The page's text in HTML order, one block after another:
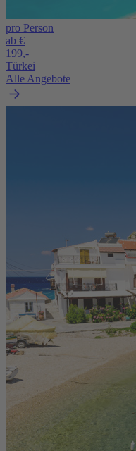
pro Person
ab €
199,-
Türkei
Alle Angebote